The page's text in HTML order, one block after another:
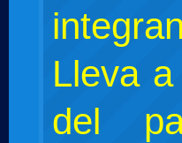
Lleva
del